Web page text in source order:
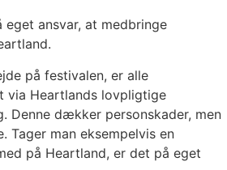
ansvar, at medbringe
på festivalen, er alle
via Heartlands lovpligtige
Denne dækker personskader, men
Tager man eksempelvis en
på Heartland, er det på eget